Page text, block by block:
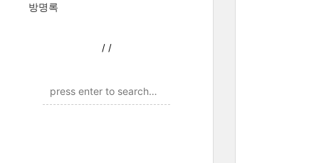
방명록
/ /